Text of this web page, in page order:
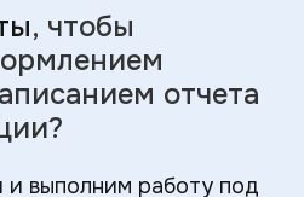
, чтобы
отчета
и выполним работу под